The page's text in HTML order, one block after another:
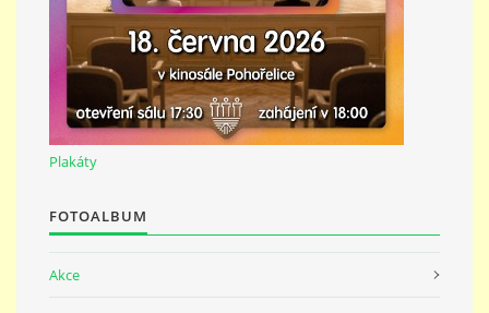
Plakáty
FOTOALBUM
Akce